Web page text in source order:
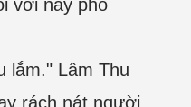
với này pho
lắm." Lâm Thu
rách nát người